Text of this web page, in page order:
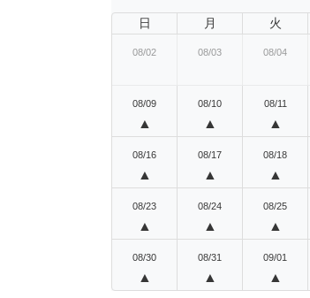
日 月 火
08/02 08/03 08/04
08/09
▲
08/10
▲
08/11
▲
08/16
▲
08/17
▲
08/18
▲
08/23
▲
08/24
▲
08/25
▲
08/30
▲
08/31
▲
09/01
▲